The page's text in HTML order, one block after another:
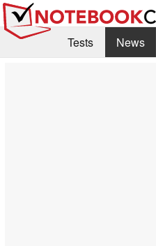
Tests News